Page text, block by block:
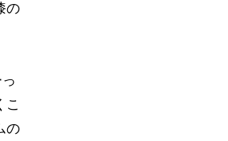
の
こ
の